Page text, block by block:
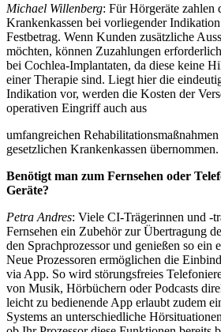
Michael Willenberg: Für Hörgeräte zahlen
Krankenkassen bei vorliegender
Festbetrag. Wenn Kunden zusätzliche
möchten, können Zuzahlungen
bei Cochlea-Implantaten, da diese keine
einer Therapie sind. Liegt hier die
Indikation vor, werden die Kosten der
operativen Eingriff auch aus
umfangreichen
gesetzlichen Krankenkassen übernommen.
Benötigt man zum Fernsehen oder
Geräte?
Petra Andres: Viele CI-Trägerinnen und -
Fernsehen ein Zubehör zur Übertragung
den Sprachprozessor und genießen so ein
Neue Prozessoren ermöglichen die
via App. So wird störungsfreies
von Musik, Hörbüchern oder Podcasts
leicht zu bedienende App erlaubt zudem
Systems an unterschiedliche